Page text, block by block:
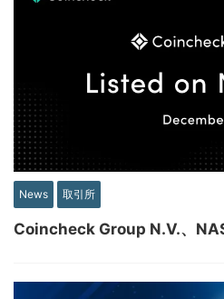
News 取引所
Coincheck Group N.V.、